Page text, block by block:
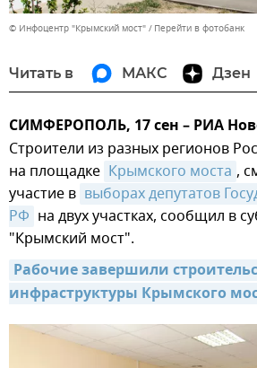
© Инфоцентр "Крымский мост" Перейти в фотобанк
Читать в МАКС Дзен
СИМФЕРОПОЛЬ, 17 сен – РИА
Строители из разных регионов
на площадке Крымского моста ,
участие в выборах депутатов
РФ на двух участках, сообщил в
"Крымский мост".
Рабочие завершили
инфраструктуры Крымского